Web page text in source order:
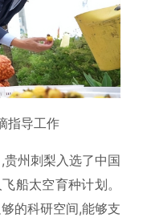
指导工作
州刺梨入选了中国
船太空育种计划。
的科研空间,能够支